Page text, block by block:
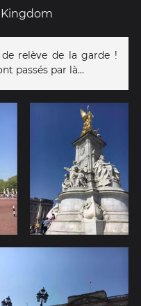
relève de la garde !
passés par là...